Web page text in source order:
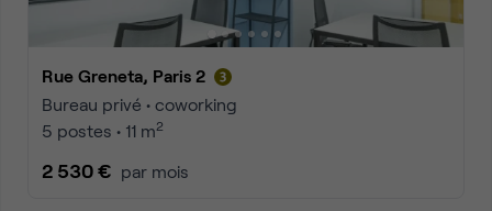
Rue Greneta, Paris 2
Bureau privé • coworking
5 postes • 11 m2
2 530 € par mois